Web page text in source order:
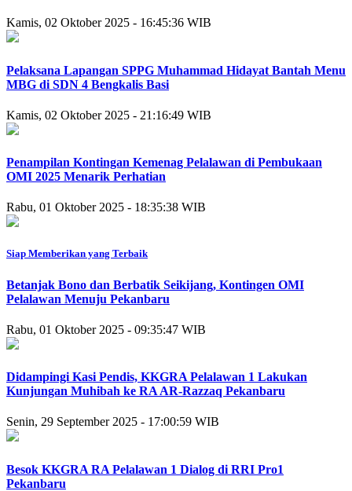
Kamis, 02 Oktober 2025 - 16:45:36 WIB
Pelaksana Lapangan SPPG Muhammad Hidayat Bantah Menu
MBG di SDN 4 Bengkalis Basi
Kamis, 02 Oktober 2025 - 21:16:49 WIB
Penampilan Kontingan Kemenag Pelalawan di Pembukaan
OMI 2025 Menarik Perhatian
Rabu, 01 Oktober 2025 - 18:35:38 WIB
Siap Memberikan yang Terbaik
Betanjak Bono dan Berbatik Seikijang, Kontingen OMI
Pelalawan Menuju Pekanbaru
Rabu, 01 Oktober 2025 - 09:35:47 WIB
Didampingi Kasi Pendis, KKGRA Pelalawan 1 Lakukan
Kunjungan Muhibah ke RA AR-Razzaq Pekanbaru
Senin, 29 September 2025 - 17:00:59 WIB
Besok KKGRA RA Pelalawan 1 Dialog di RRI Pro1
Pekanbaru